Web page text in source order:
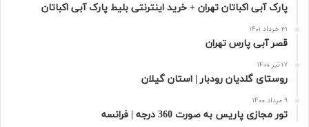
پارک آبی اکباتان تهران + خرید اینترنتی بلیط پارک آبی اکباتان
31 خرداد 1401
قصر آبی پارس تهران
17 تیر 1400
روستای گلدیان رودبار | استان گیلان
9 مرداد 1400
تور مجازی پاریس به صورت 360 درجه | فرانسه